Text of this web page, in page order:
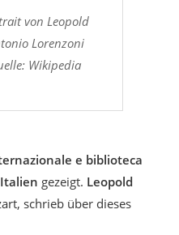
von Leopold
Lorenzoni
Wikipedia
e biblioteca
Italien gezeigt. Leopold
schrieb über dieses